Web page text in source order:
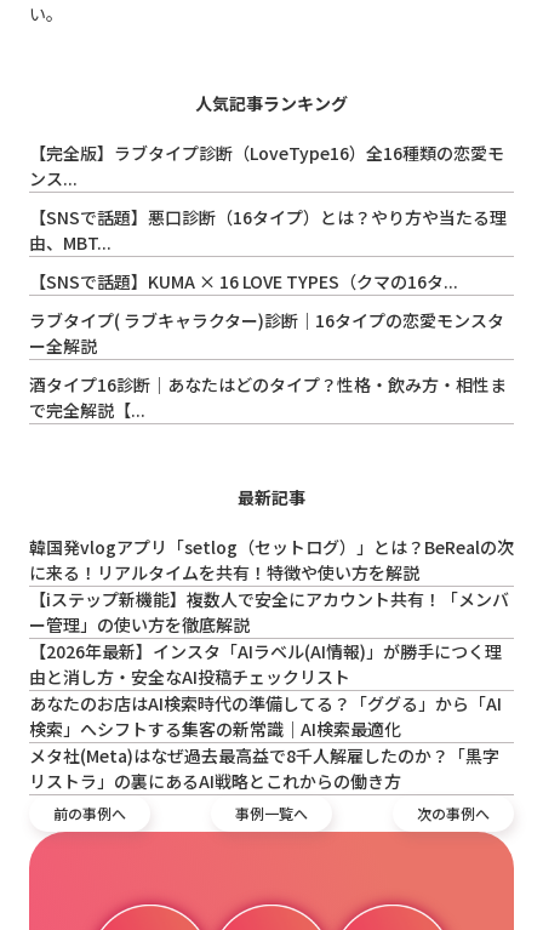
い。
人気記事ランキング
【完全版】ラブタイプ診断（LoveType16）全16種類の恋愛モ
ンス...
【SNSで話題】悪口診断（16タイプ）とは？やり方や当たる理
由、MBT...
【SNSで話題】KUMA × 16 LOVE TYPES（クマの16タ...
ラブタイプ( ラブキャラクター)診断｜16タイプの恋愛モンスタ
ー全解説
酒タイプ16診断｜あなたはどのタイプ？性格・飲み方・相性ま
で完全解説【...
最新記事
韓国発vlogアプリ「setlog（セットログ）」とは？BeRealの次
に来る！リアルタイムを共有！特徴や使い方を解説
【iステップ新機能】複数人で安全にアカウント共有！「メンバ
ー管理」の使い方を徹底解説
【2026年最新】インスタ「AIラベル(AI情報)」が勝手につく理
由と消し方・安全なAI投稿チェックリスト
あなたのお店はAI検索時代の準備してる？「ググる」から「AI
検索」へシフトする集客の新常識｜AI検索最適化
メタ社(Meta)はなぜ過去最高益で8千人解雇したのか？「黒字
リストラ」の裏にあるAI戦略とこれからの働き方
前の事例へ 事例一覧へ 次の事例へ